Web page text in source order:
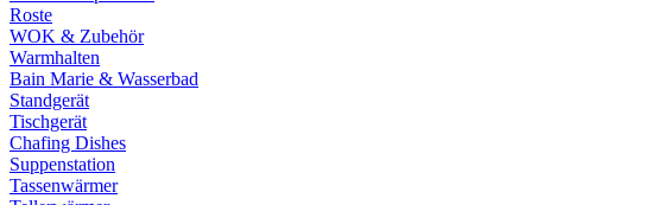
Roste
WOK & Zubehör
Warmhalten
Bain Marie & Wasserbad
Standgerät
Tischgerät
Chafing Dishes
Suppenstation
Tassenwärmer